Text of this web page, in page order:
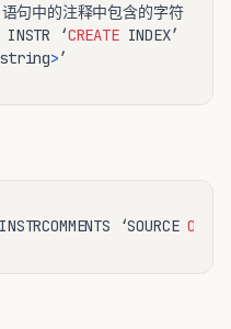
语句中的注释中包含的字符
INSTR ‘CREATE INDEX’
>
‘SOURCE ONLY